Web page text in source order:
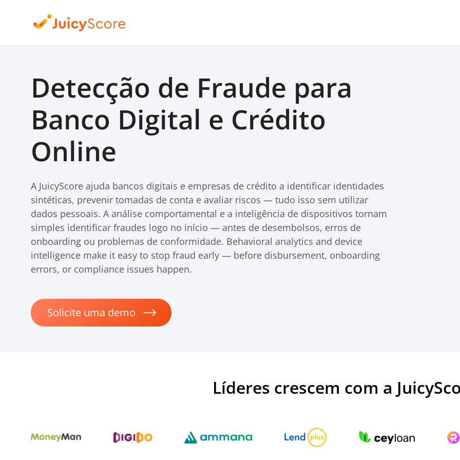
Detecção de Fraude para
Banco Digital e Crédito
Online
A JuicyScore ajuda bancos digitais e empresas de crédito a identificar identidades
sintéticas, prevenir tomadas de conta e avaliar riscos — tudo isso sem utilizar
dados pessoais. A análise comportamental e a inteligência de dispositivos tornam
simples identificar fraudes logo no início — antes de desembolsos, erros de
onboarding ou problemas de conformidade. Behavioral analytics and device
intelligence make it easy to stop fraud early — before disbursement, onboarding
errors, or compliance issues happen.
Solicite uma demo
Líderes crescem com a